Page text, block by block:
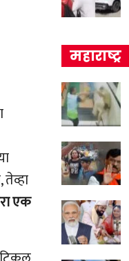
एक
महाराष्ट्र